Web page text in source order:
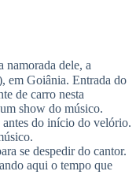
namorada dele, a
em Goiânia. Entrada do
de carro nesta
show do músico.
do início do velório.
se despedir do cantor.
aqui o tempo que